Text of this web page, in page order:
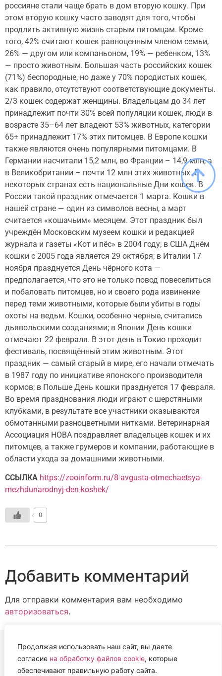
Продолжая использовать наш сайт, вы даете
согласие на обработку файлов cookie, которые
обеспечивают правильную работу сайта.
россияне стали чаще брать в дом вторую кошку. При
этом вторую кошку часто заводят для того, чтобы
продлить активную жизнь старым питомцам. Кроме
того, 42% считают кошек равноценным членом семьи,
26% — другом или компаньоном, 19% — ребенком, 13%
— просто животным. Большая часть российских кошек
(71%) беспородные, но даже у 70% породистых кошек,
как правило, отсутствуют соответствующие документы.
2/3 кошек содержат женщины. Владельцам до 34 лет
принадлежит почти 30% всей популяции кошек, люди в
возрасте 35–64 лет владеют 53% животных, категории
65+ принадлежит 17% этих питомцев. В Европе кошки
также являются очень популярными питомцами. В
Германии насчитали 15,2 млн, во Франции – 14,9 млн, а
в Великобритании – почти 12 млн этих животных. В
некоторых странах есть национальные Дни кошек. В
России такой праздник отмечается 1 марта. Кошки в
нашей стране — один из символов весны, а март
считается «кошачьим» месяцем. Этот праздник был
учреждён Московским музеем кошки и редакцией
журнала и газеты «Кот и пёс» в 2004 году; в США Днём
кошки с 2005 года является 29 октября; в Италии 17
ноября празднуется День чёрного кота —
предполагается, что это не только повод повеселиться
и побаловать питомцев, но и своего рода извинение
перед теми животными, которые были убиты в годы
охоты на ведьм. Кошки, особенно черные, считались
дьявольскими созданиями; в Японии День кошки
отмечают 22 февраля. В этот день в Токио проходит
фестиваль, посвящённый этим животным. Этот
праздник — самый старый в мире, его начали отмечать
в 1987 году по инициативе японского производителя
кормов; в Польше День кошки празднуется 17 февраля.
Во время празднования люди играют с шерстяными
клубками, в результате все участники оказываются
обмотанными разноцветными нитками. Ветеринарная
Ассоциация НОВА поздравляет владельцев кошек и их
питомцев, а также грумеров и компании, работающие в
области ухода за домашними животными.
ССЫЛКА https://zooinform.ru/8-avgusta-otmechaetsya-
mezhdunarodnyj-den-koshek/
0
Добавить комментарий
Для отправки комментария вам необходимо
авторизоваться.
ВЕТЕРИНАРНАЯ АССОЦИАЦИЯ